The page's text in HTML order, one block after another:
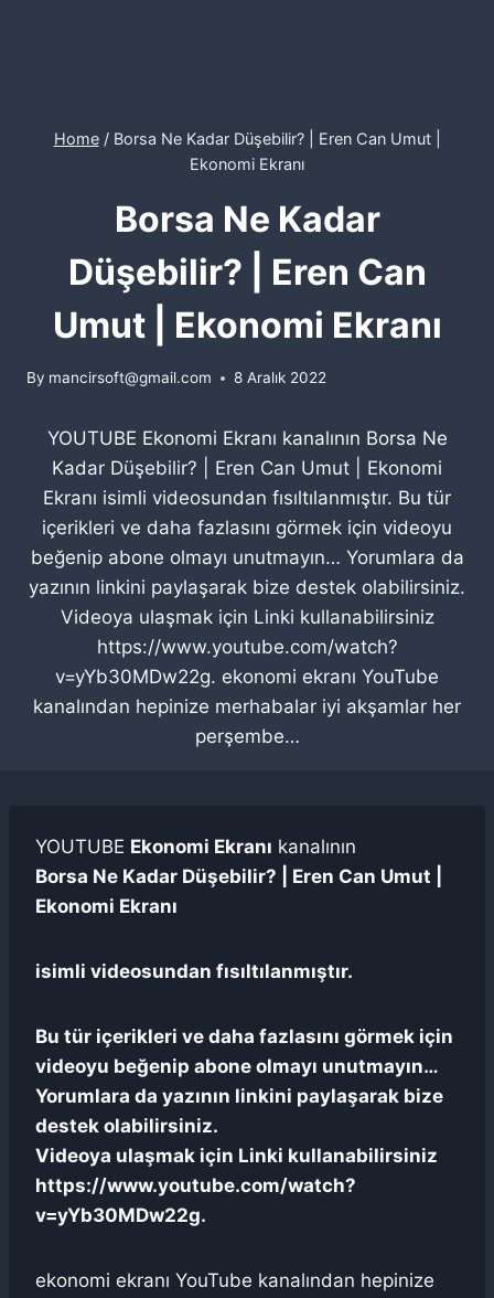
Home / Borsa Ne Kadar Düşebilir? | Eren Can Umut |
Ekonomi Ekranı
Borsa Ne Kadar
Düşebilir? | Eren Can
Umut | Ekonomi Ekranı
By mancirsoft@gmail.com 8 Aralık 2022
YOUTUBE Ekonomi Ekranı kanalının Borsa Ne
Kadar Düşebilir? | Eren Can Umut | Ekonomi
Ekranı isimli videosundan fısıltılanmıştır. Bu tür
içerikleri ve daha fazlasını görmek için videoyu
beğenip abone olmayı unutmayın… Yorumlara da
yazının linkini paylaşarak bize destek olabilirsiniz.
Videoya ulaşmak için Linki kullanabilirsiniz
https://www.youtube.com/watch?
v=yYb30MDw22g. ekonomi ekranı YouTube
kanalından hepinize merhabalar iyi akşamlar her
perşembe…
YOUTUBE Ekonomi Ekranı kanalının
Borsa Ne Kadar Düşebilir? | Eren Can Umut |
Ekonomi Ekranı
isimli videosundan fısıltılanmıştır.
Bu tür içerikleri ve daha fazlasını görmek için
videoyu beğenip abone olmayı unutmayın…
Yorumlara da yazının linkini paylaşarak bize
destek olabilirsiniz.
Videoya ulaşmak için Linki kullanabilirsiniz
https://www.youtube.com/watch?
v=yYb30MDw22g.
ekonomi ekranı YouTube kanalından hepinize